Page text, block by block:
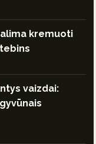
kremuoti
vaizdai: